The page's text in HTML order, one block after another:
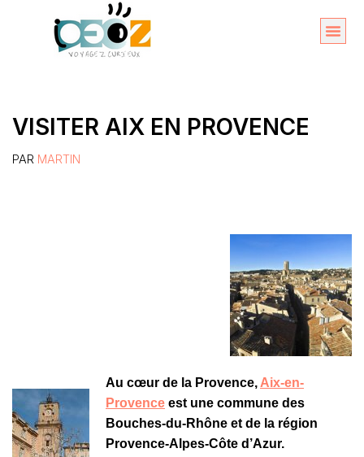
VISITER AIX EN PROVENCE
PAR MARTIN
Au cœur de la Provence, Aix-en-
Provence est une commune des
Bouches-du-Rhône et de la région
Provence-Alpes-Côte d’Azur.